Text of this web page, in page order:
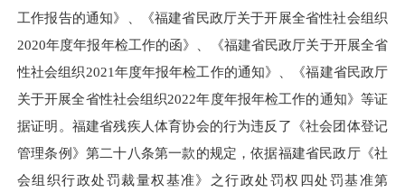
工作报告的通知》、《福建省民政厅关于开展全省性社会组织
2020年度年报年检工作的函》、《福建省民政厅关于开展全省
性社会组织2021年度年报年检工作的通知》、《福建省民政厅
关于开展全省性社会组织2022年度年报年检工作的通知》等证
据证明。福建省残疾人体育协会的行为违反了《社会团体登记
管理条例》第二十八条第一款的规定，依据福建省民政厅《社
会组织行政处罚裁量权基准》之行政处罚权四处罚基准第